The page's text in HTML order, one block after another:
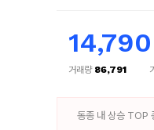
14,790
거래량 86,791
동종 내 상승 TOP